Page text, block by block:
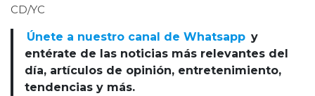
CD/YC
Únete a nuestro canal de Whatsapp y
entérate de las noticias más relevantes del
día, artículos de opinión, entretenimiento,
tendencias y más.